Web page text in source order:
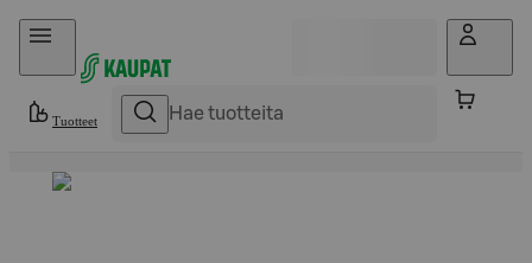
Hyppää sisältöön
Tuotteet